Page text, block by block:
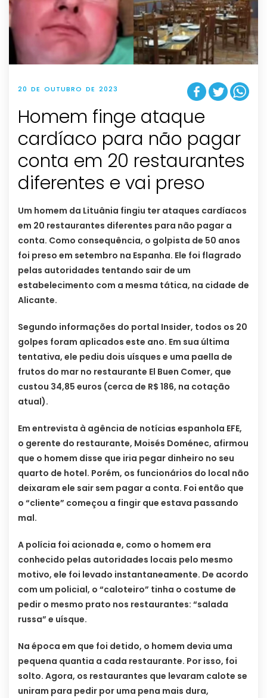
20 DE OUTUBRO DE 2023
Homem finge ataque
cardíaco para não pagar
conta em 20 restaurantes
diferentes e vai preso
Um homem da Lituânia fingiu ter ataques cardíacos
em 20 restaurantes diferentes para não pagar a
conta. Como consequência, o golpista de 50 anos
foi preso em setembro na Espanha. Ele foi flagrado
pelas autoridades tentando sair de um
estabelecimento com a mesma tática, na cidade de
Alicante.
Segundo informações do portal Insider, todos os 20
golpes foram aplicados este ano. Em sua última
tentativa, ele pediu dois uísques e uma paella de
frutos do mar no restaurante El Buen Comer, que
custou 34,85 euros (cerca de R$ 186, na cotação
atual).
Em entrevista à agência de notícias espanhola EFE,
o gerente do restaurante, Moisés Doménec, afirmou
que o homem disse que iria pegar dinheiro no seu
quarto de hotel. Porém, os funcionários do local não
deixaram ele sair sem pagar a conta. Foi então que
o “cliente” começou a fingir que estava passando
mal.
A polícia foi acionada e, como o homem era
conhecido pelas autoridades locais pelo mesmo
motivo, ele foi levado instantaneamente. De acordo
com um policial, o “caloteiro” tinha o costume de
pedir o mesmo prato nos restaurantes: “salada
russa” e uísque.
Na época em que foi detido, o homem devia uma
pequena quantia a cada restaurante. Por isso, foi
solto. Agora, os restaurantes que levaram calote se
uniram para pedir por uma pena mais dura,